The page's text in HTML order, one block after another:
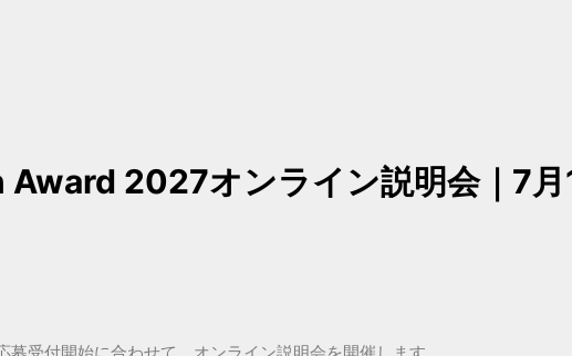
2027オンライン説明会｜7